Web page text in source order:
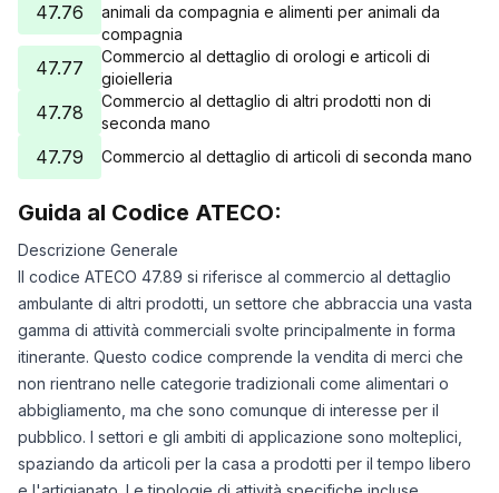
47.76
animali da compagnia e alimenti per animali da
compagnia
47.77
Commercio al dettaglio di orologi e articoli di
gioielleria
47.78
Commercio al dettaglio di altri prodotti non di
seconda mano
47.79 Commercio al dettaglio di articoli di seconda mano
Guida al Codice ATECO:
Descrizione Generale
Il codice ATECO 47.89 si riferisce al commercio al dettaglio
ambulante di altri prodotti, un settore che abbraccia una vasta
gamma di attività commerciali svolte principalmente in forma
itinerante. Questo codice comprende la vendita di merci che
non rientrano nelle categorie tradizionali come alimentari o
abbigliamento, ma che sono comunque di interesse per il
pubblico. I settori e gli ambiti di applicazione sono molteplici,
spaziando da articoli per la casa a prodotti per il tempo libero